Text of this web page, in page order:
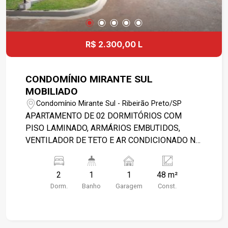
SOFRER ALTERAÇÕES COM O TEMPO. FAVOR
CONFIRMAR VALORES NA IMOBILIÁRIA.
R$ 2.300,00 L
CONDOMÍNIO MIRANTE SUL
MOBILIADO
Condomínio Mirante Sul - Ribeirão Preto/SP
APARTAMENTO DE 02 DORMITÓRIOS COM
PISO LAMINADO, ARMÁRIOS EMBUTIDOS,
VENTILADOR DE TETO E AR CONDICIONADO NO
LAMINADO, LUMINÁRIA E VENTILADOR DE
TETO, 01 BANHEIRO SOCIAL COM GABINETE,
ESPELHO, BOX BLINDEX, CUBA EM MÁRMORE E
2
Dorm.
1
Banho
1
Garagem
48 m²
Const.